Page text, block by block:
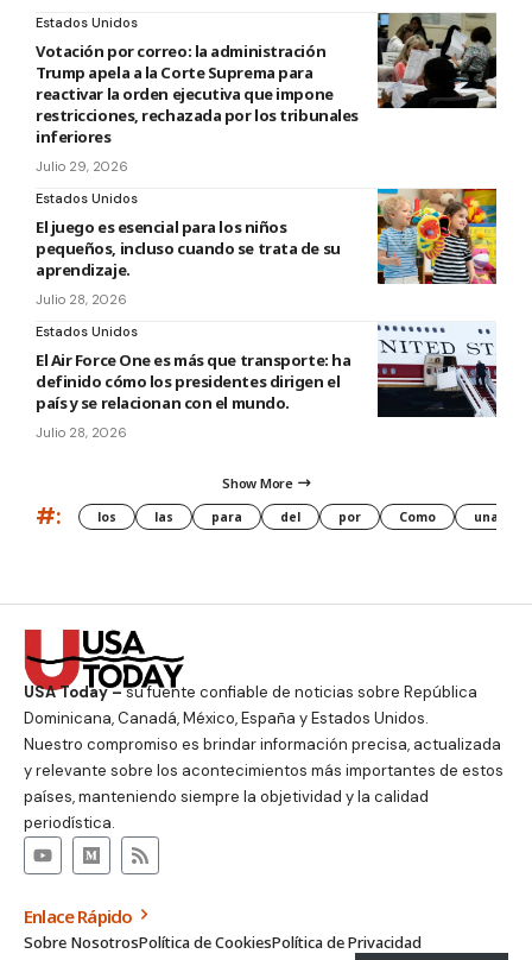
Estados Unidos
Votación por correo: la administración
Trump apela a la Corte Suprema para
reactivar la orden ejecutiva que impone
restricciones, rechazada por los tribunales
inferiores
Julio 29, 2026
Estados Unidos
El juego es esencial para los niños
pequeños, incluso cuando se trata de su
aprendizaje.
Julio 28, 2026
Estados Unidos
El Air Force One es más que transporte: ha
definido cómo los presidentes dirigen el
país y se relacionan con el mundo.
Julio 28, 2026
Show More
#: los las para del por Como una
USA Today –su fuente confiable de noticias sobre República
Dominicana, Canadá, México, España y Estados Unidos.
Nuestro compromiso es brindar información precisa, actualizada
y relevante sobre los acontecimientos más importantes de estos
países, manteniendo siempre la objetividad y la calidad
periodística.
Enlace Rápido
Sobre NosotrosPolítica de CookiesPolítica de Privacidad